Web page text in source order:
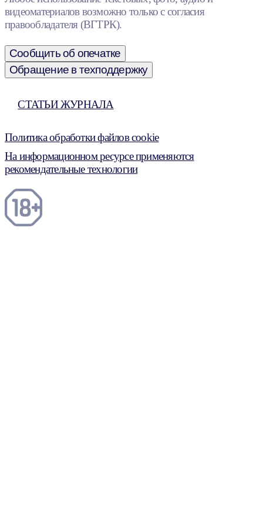
видеоматериалов возможно только с согласия
правообладателя (ВГТРК).
Сообщить об опечатке
Обращение в техподдержку
СТАТЬИ ЖУРНАЛА
Политика обработки файлов cookie
На информационном ресурсе применяются
рекомендательные технологии